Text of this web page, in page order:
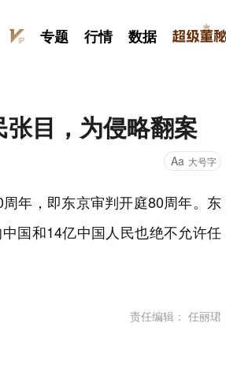
专题 行情 数据
目，为侵略翻案
Aa 大号字
年，即东京审判开庭80周年。东
国和14亿中国人民也绝不允许任
责任编辑： 任丽珺